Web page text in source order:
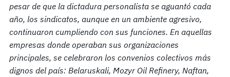
pesar de que la dictadura personalista se aguantó cada
año, los sindicatos, aunque en un ambiente agresivo,
continuaron cumpliendo con sus funciones. En aquellas
empresas donde operaban sus organizaciones
principales, se celebraron los convenios colectivos más
dignos del país: Belaruskali, Mozyr Oil Refinery, Naftan,